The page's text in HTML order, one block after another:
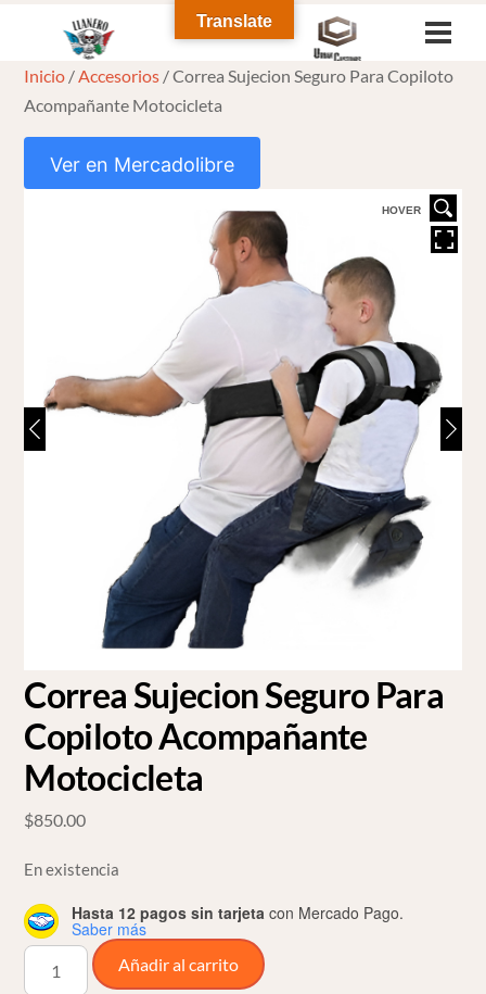
content
Inicio /Accesorios / Correa Sujecion Seguro Para Copiloto
Acompañante Motocicleta
Ver en Mercadolibre
HOVER
Correa Sujecion Seguro Para
Copiloto Acompañante
Motocicleta
$850.00
En existencia
Hasta 12 pagos sin tarjeta con Mercado Pago.
Saber más
Correa
Sujecion
Añadir al carrito
Translate